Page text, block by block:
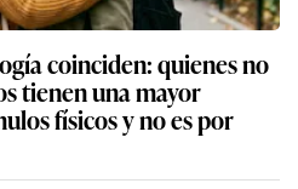
coinciden: quienes no
tienen una mayor
físicos y no es por